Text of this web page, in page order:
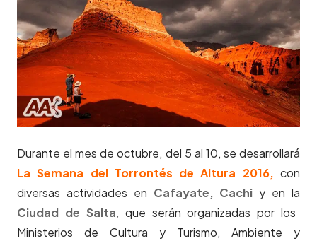
Durante el mes de octubre, del 5 al 10, se desarrollará
La Semana del Torrontés de Altura 2016, con
diversas actividades en Cafayate, Cachi y en la
Ciudad de Salta, que serán organizadas por los
Ministerios de Cultura y Turismo, Ambiente y